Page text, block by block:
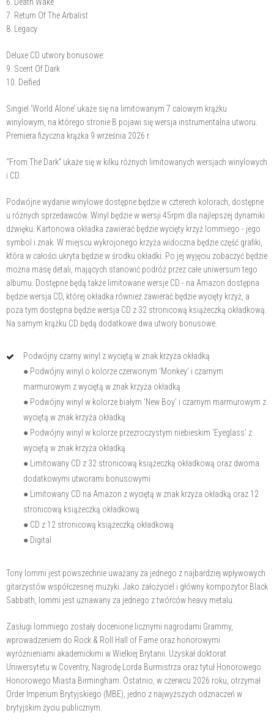
7. Return Of The Arbalist
8. Legacy
Deluxe CD utwory bonusowe:
9. Scent Of Dark
10. Deified
Singiel ‘World Alone’ ukaże się na limitowanym 7 calowym krążku
winylowym, na którego stronie B pojawi się wersja instrumentalna utworu.
Premiera fizyczna krążka 9 września 2026 r.
“From The Dark” ukaże się w kilku różnych limitowanych wersjach winylowych
i CD.
Podwójne wydanie winylowe dostępne będzie w czterech kolorach, dostępne
u różnych sprzedawców. Winyl będzie w wersji 45rpm dla najlepszej dynamiki
dźwięku. Kartonowa okładka zawierać będzie wycięty krzyż Iommiego - jego
symbol i znak. W miejscu wykrojonego krzyża widoczna będzie część grafiki,
która w całości ukryta będzie w środku okładki. Po jej wyjęciu zobaczyć będzie
można masę detali, mających stanowić podróż przez całe uniwersum tego
albumu. Dostępne będą także limitowane wersje CD - na Amazon dostępna
będzie wersja CD, której okładka również zawierać będzie wycięty krzyż, a
poza tym dostępna będzie wersja CD z 32 stronicową książeczką okładkową.
Na samym krążku CD będą dodatkowe dwa utwory bonusowe.
Podwójny czarny winyl z wyciętą w znak krzyża okładką
● Podwójny winyl o kolorze czerwonym ‘Monkey’ i czarnym
marmurowym z wyciętą w znak krzyża okładką
● Podwójny winyl w kolorze białym ‘New Boy’ i czarnym marmurowym z
wyciętą w znak krzyża okładką
● Podwójny winyl w kolorze przezroczystym niebieskim ‘Eyeglass’ z
wyciętą w znak krzyża okładką
● Limitowany CD z 32 stronicową książeczką okładkową oraz dwoma
dodatkowymi utworami bonusowymi
● Limitowany CD na Amazon z wyciętą w znak krzyża okładką oraz 12
stronicową książeczką okładkową
● CD z 12 stronicową książeczką okładkową
● Digital
Tony Iommi jest powszechnie uważany za jednego z najbardziej wpływowych
gitarzystów współczesnej muzyki. Jako założyciel i główny kompozytor Black
Sabbath, Iommi jest uznawany za jednego z twórców heavy metalu.
Zasługi Iommiego zostały docenione licznymi nagrodami Grammy,
wprowadzeniem do Rock & Roll Hall of Fame oraz honorowymi
wyróżnieniami akademickimi w Wielkiej Brytanii. Uzyskał doktorat
Uniwersytetu w Coventry, Nagrodę Lorda Burmistrza oraz tytuł Honorowego
Honorowego Miasta Birmingham. Ostatnio, w czerwcu 2026 roku, otrzymał
Order Imperium Brytyjskiego (MBE), jedno z najwyższych odznaczeń w
brytyjskim życiu publicznym.